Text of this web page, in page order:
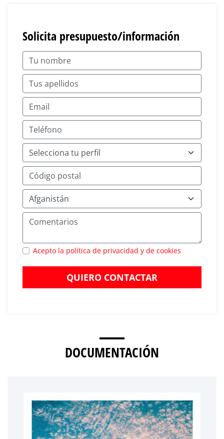
Solicita presupuesto/información
Acepto la política de privacidad y de cookies
QUIERO CONTACTAR
DOCUMENTACIÓN